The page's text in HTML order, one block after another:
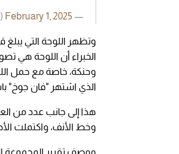
— Time Capsule Tales (@timecaptales)
February 1, 2025
الخبراء أن اللوحة هي
وحنكة، خاصة مع حمل
الذي اشتهر "فان جوخ"
هذا إلى جانب عدد من
وخط الأنف، واكتملت